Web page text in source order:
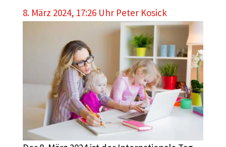
8. März 2024, 17:26 Uhr Peter Kosick